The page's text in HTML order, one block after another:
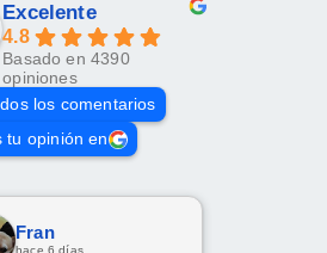
Excelente
4.8
Basado en 4390
opiniones
los comentarios
tu opinión en
Fran
hace 6 días